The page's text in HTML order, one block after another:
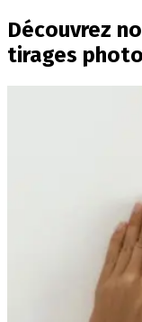
Découvrez
tirages photo